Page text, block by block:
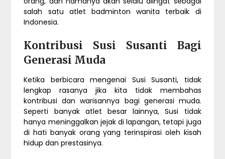
salah satu atlet badminton wanita terbaik di
Indonesia.
Kontribusi Susi Susanti Bagi
Generasi Muda
Ketika berbicara mengenai Susi Susanti, tidak
lengkap rasanya jika kita tidak membahas
kontribusi dan warisannya bagi generasi muda.
Seperti banyak atlet besar lainnya, Susi tidak
hanya meninggalkan jejak di lapangan, tetapi juga
di hati banyak orang yang terinspirasi oleh kisah
hidup dan prestasinya.